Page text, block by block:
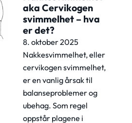
aka Cervikogen
svimmelhet – hva
er det?
8. oktober 2025
Nakkesvimmelhet, eller
cervikogen svimmelhet,
er en vanlig årsak til
balanseproblemer og
ubehag. Som regel
oppstår plagene i